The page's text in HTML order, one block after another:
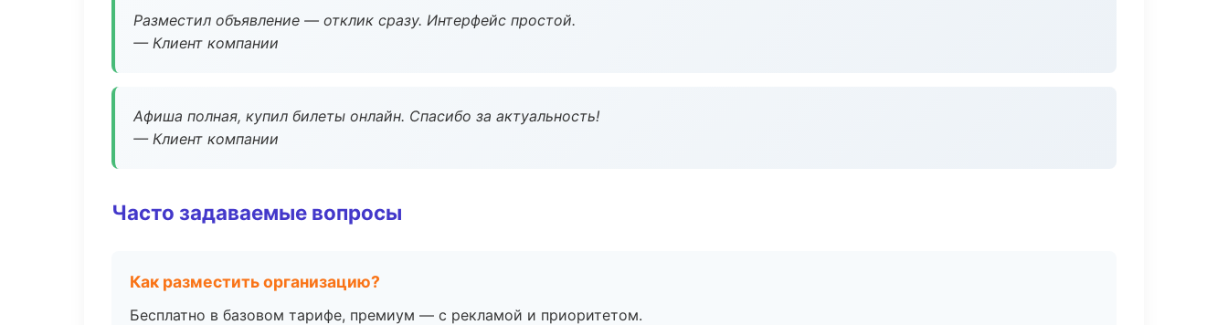
Разместил объявление — отклик сразу. Интерфейс простой.
— Клиент компании
Афиша полная, купил билеты онлайн. Спасибо за актуальность!
— Клиент компании
Часто задаваемые вопросы
Как разместить организацию?
Бесплатно в базовом тарифе, премиум — с рекламой и приоритетом.